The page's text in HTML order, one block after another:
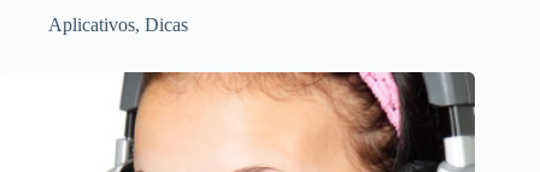
Aplicativos, Dicas